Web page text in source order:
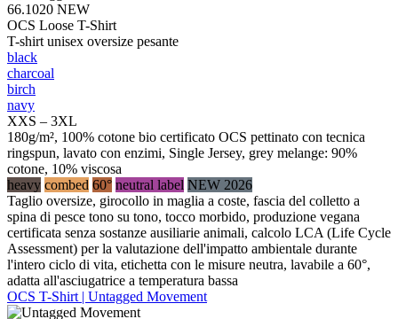
66.1020 NEW
OCS Loose T-Shirt
T-shirt unisex oversize pesante
black
charcoal
birch
navy
XXS – 3XL
180g/m², 100% cotone bio certificato OCS pettinato con tecnica
ringspun, lavato con enzimi, Single Jersey, grey melange: 90%
cotone, 10% viscosa
heavy combed 60° neutral label NEW 2026
Taglio oversize, girocollo in maglia a coste, fascia del colletto a
spina di pesce tono su tono, tocco morbido, produzione vegana
certificata senza sostanze ausiliarie animali, calcolo LCA (Life Cycle
Assessment) per la valutazione dell'impatto ambientale durante
l'intero ciclo di vita, etichetta con le misure neutra, lavabile a 60°,
adatta all'asciugatrice a temperatura bassa
OCS T-Shirt | Untagged Movement